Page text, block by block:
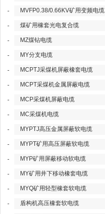
- MVFP0.38/0.66KV矿用变频电缆
- 煤矿用橡套光电复合缆
- MZ煤钻电缆
- MY分支电缆
- MCPTJ采煤机屏蔽橡套电缆
- MCPT采煤机金属屏蔽电缆
- MCP采煤机屏蔽电缆
- MC采煤机电缆
- MYPTJ高压金属屏蔽软电缆
- MYPT矿用高压屏蔽软电缆
- MYP矿用屏蔽移动软电缆
- MY矿用井下移动橡套电缆
- MYQ矿用轻型橡套软电缆
- 盾构机高压橡套软电缆